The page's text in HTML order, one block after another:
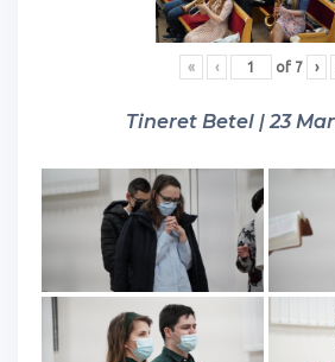
« ‹ of 7 ›
Tineret Betel | 23